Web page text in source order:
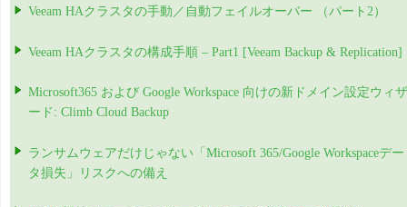
Veeam HAクラスタの手動／自動フェイルオーバー （パート2）
Veeam HAクラスタの構成手順 – Part1 [Veeam Backup & Replication]
Microsoft365 および Google Workspace 向けの新ドメイン設定ウィザ
ード: Climb Cloud Backup
ランサムウェアだけじゃない「Microsoft 365/Google Workspaceデー
タ損失」リスクへの備え